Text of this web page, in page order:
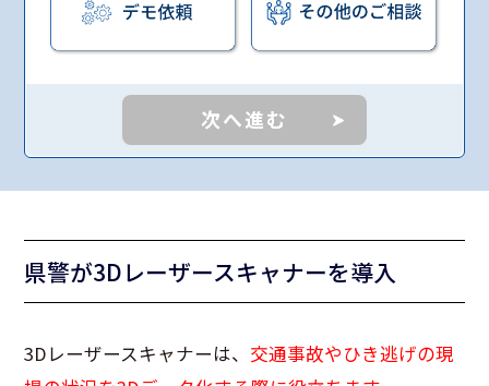
次へ進む
県警が3Dレーザースキャナーを導入
3Dレーザースキャナーは、 交通事故やひき逃げの現